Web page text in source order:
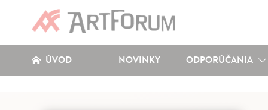
ÚVOD NOVINKY ODPORÚČANIA